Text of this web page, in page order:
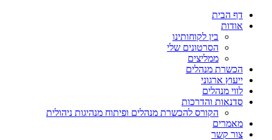
דף הבית
אודות
בין לקוחותינו
הסרטונים שלי
ממליצים
הכשרת מנהלים
ייעוץ ארגוני
לווי מנהלים
סדנאות והדרכות
הקורס להכשרת מנהלים ופיתוח מנהיגות ניהולית
מאמרים
צור קשר